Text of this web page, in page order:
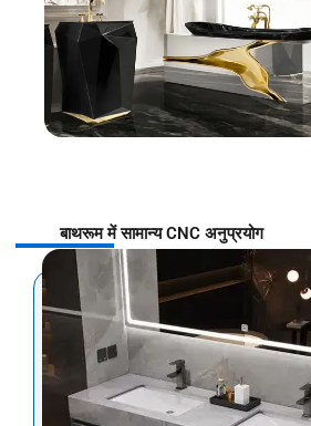
बाथरूम में सामान्य CNC अनुप्रयोग